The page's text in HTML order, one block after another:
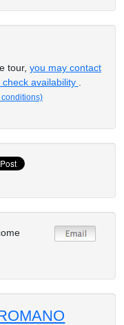
tour, you may contact
availability